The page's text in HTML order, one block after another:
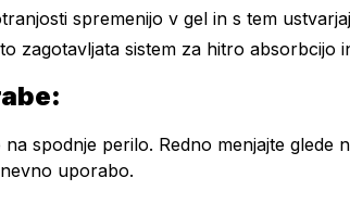
spremenijo v gel in s tem
zagotavljata sistem za hitro absorbcijo
spodnje perilo. Redno menjajte glede
uporabo.